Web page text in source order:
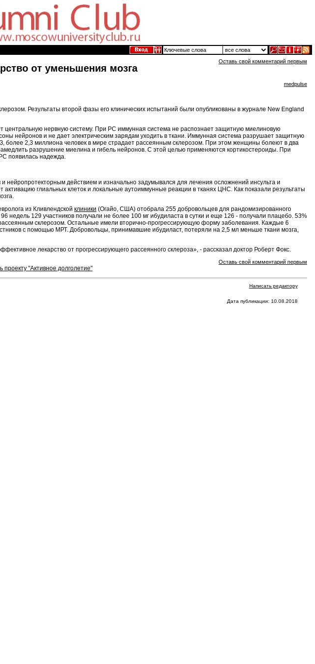
Оставь свой комментарий первым
от уменьшения мозга
medpulse
Результаты второй фазы его клинических испытаний были опубликованы в журнале New England
центральную нервную систему. При РС иммунная система не распознает защитную миелиновую
нейронов и не дает электрическим зарядам уходить в ткани. Иммунная система разрушает защитную
более 2,3 миллиона человек в мире страдает рассеянным склерозом. При этом женщины болеют в два
разрушение миелина и гибель нейронов. С этой целью применяются кортикостероиды. При
появилась надежда.
действием и изначально задумывался для лечения осложнений инсульта и
глиальных клеток и локальные аутоиммунные реакции в тканях ЦНС. Как показали результаты
из Кливлендской клиники (Огайо, США) отобрала 255 добровольцев для рандомизированного
недель 129 участников получали не более 100 мг ибудиласта в сутки и еще 126 - получали плацебо. 53%
склерозом. Остальные имели вторично-прогрессирующую форму заболевания. Каждые 6
с помощью МРТ. Добровольцы, принимавшие ибудиласт, потеряли на 2,5 мл меньше ткани мозга,
лекарство от прогрессирующего рассеянного склероза», - рассказал доктор Роберт Фокс.
Оставь свой комментарий первым
проекту "Активное долголетие"
Написать редактору
Дата публикации: 10.08.2018